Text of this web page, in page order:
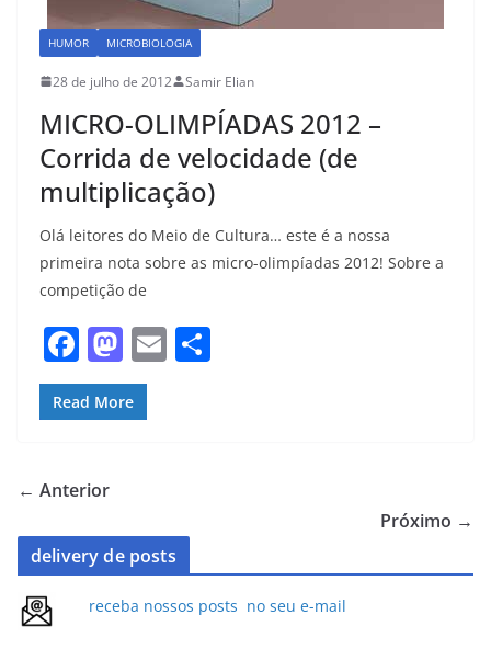
HUMOR MICROBIOLOGIA
28 de julho de 2012 Samir Elian
MICRO-OLIMPÍADAS 2012 –
Corrida de velocidade (de
multiplicação)
Olá leitores do Meio de Cultura… este é a nossa
primeira nota sobre as micro-olimpíadas 2012! Sobre a
competição de
F
a
c
b
o
k
M
a
st
n
E
Read More
← Anterior
Próximo →
delivery de posts
receba nossos posts no seu e-mail